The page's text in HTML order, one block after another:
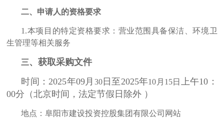
二、 申请人的资格要求
1.本项目的特定资格要求：营业范围具备保洁、环境卫
生管理等相关服务
三、获取采购文件
时间：2025年09月 30日至2025年10 月 15日 上午10：
00分（北京时间，法定节假日除外 ）
地点：阜阳市建设投资控股集团有限公司网站